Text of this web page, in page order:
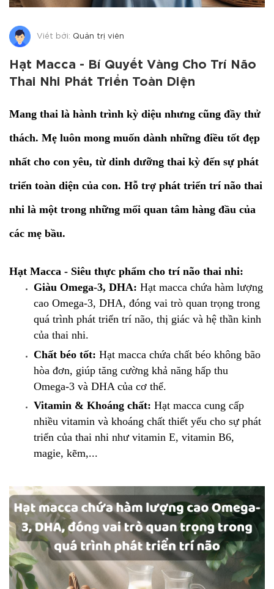
Viết bởi: Quản trị viên
Hạt Macca - Bí Quyết Vàng Cho Trí Não
Thai Nhi Phát Triển Toàn Diện
Mang thai là hành trình kỳ diệu nhưng cũng đầy thử
thách. Mẹ luôn mong muốn dành những điều tốt đẹp
nhất cho con yêu, từ dinh dưỡng thai kỳ đến sự phát
triển toàn diện của con. Hỗ trợ phát triển trí não thai
nhi là một trong những mối quan tâm hàng đầu của
các mẹ bầu.
Hạt Macca - Siêu thực phẩm cho trí não thai nhi:
Giàu Omega-3, DHA: Hạt macca chứa hàm lượng
cao Omega-3, DHA, đóng vai trò quan trọng trong
quá trình phát triển trí não, thị giác và hệ thần kinh
của thai nhi.
Chất béo tốt: Hạt macca chứa chất béo không bão
hòa đơn, giúp tăng cường khả năng hấp thu
Omega-3 và DHA của cơ thể.
Vitamin & Khoáng chất: Hạt macca cung cấp
nhiều vitamin và khoáng chất thiết yếu cho sự phát
triển của thai nhi như vitamin E, vitamin B6,
magie, kẽm,...